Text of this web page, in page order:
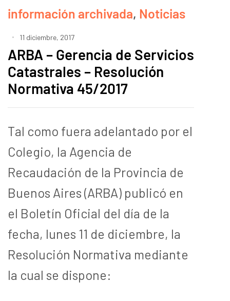
información archivada, Noticias
11 diciembre, 2017
ARBA – Gerencia de Servicios
Catastrales – Resolución
Normativa 45/2017
Tal como fuera adelantado por el
Colegio, la Agencia de
Recaudación de la Provincia de
Buenos Aires (ARBA) publicó en
el Boletín Oficial del día de la
fecha, lunes 11 de diciembre, la
Resolución Normativa mediante
la cual se dispone: